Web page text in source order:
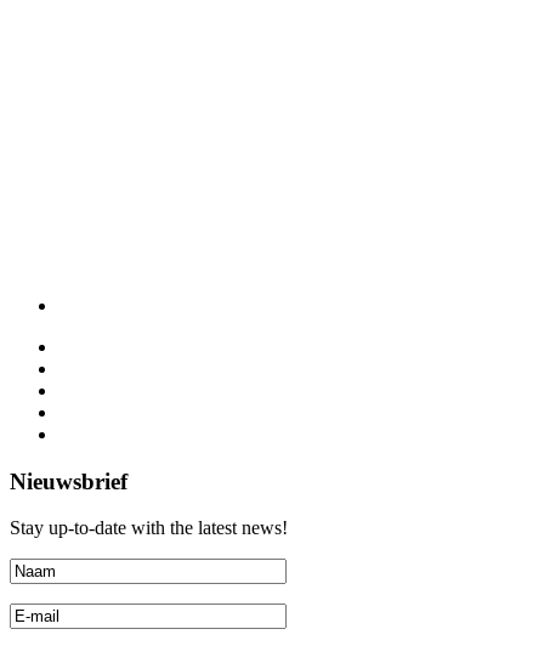
Nieuwsbrief
Stay up-to-date with the latest news!